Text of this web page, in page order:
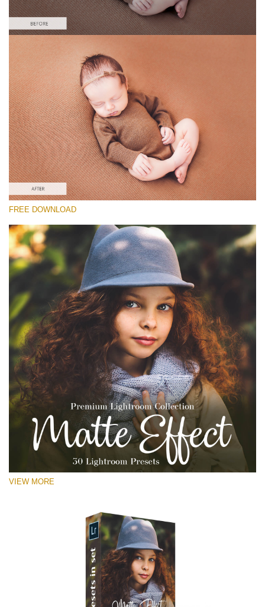
Por favor seleccione
Free Newborn Preset #28
Matte Effect
(30 Lr Presets)
Matte Complete
(130 Lr Presets)
Must-Have Collection
(1432 Lr Presets)
Descarga gratis
FREE DOWNLOAD
VIEW MORE